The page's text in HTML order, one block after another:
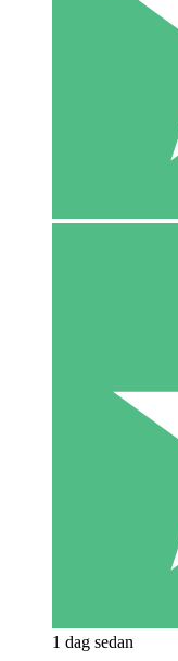
1 dag sedan